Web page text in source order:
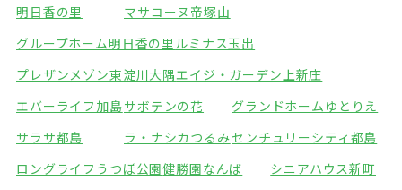
明日香の里
マサコーヌ帝塚山
グループホーム明日香の里 ルミナス玉出
プレザンメゾン東淀川大隅エイジ・ガーデン上新庄
エバーライフ加島サボテンの花
グランドホームゆとりえ
サラサ都島
ラ・ナシカつるみセンチュリーシティ都島
ロングライフうつぼ公園健勝園なんば
シニアハウス新町